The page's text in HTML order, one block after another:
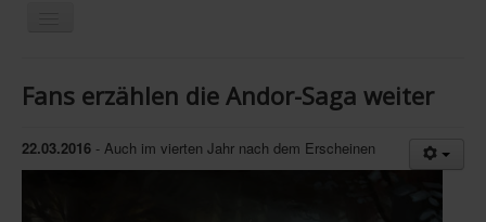
Magazine
Abos/Subscriptions
Fans erzählen die Andor-Saga weiter
22.03.2016 - Auch im vierten Jahr nach dem Erscheinen